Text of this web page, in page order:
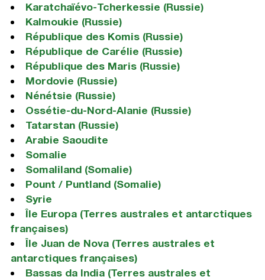
Karatchaïévo-Tcherkessie (Russie)
Kalmoukie (Russie)
République des Komis (Russie)
République de Carélie (Russie)
République des Maris (Russie)
Mordovie (Russie)
Nénétsie (Russie)
Ossétie-du-Nord-Alanie (Russie)
Tatarstan (Russie)
Arabie Saoudite
Somalie
Somaliland (Somalie)
Pount / Puntland (Somalie)
Syrie
Île Europa (Terres australes et antarctiques
françaises)
Île Juan de Nova (Terres australes et
antarctiques françaises)
Bassas da India (Terres australes et